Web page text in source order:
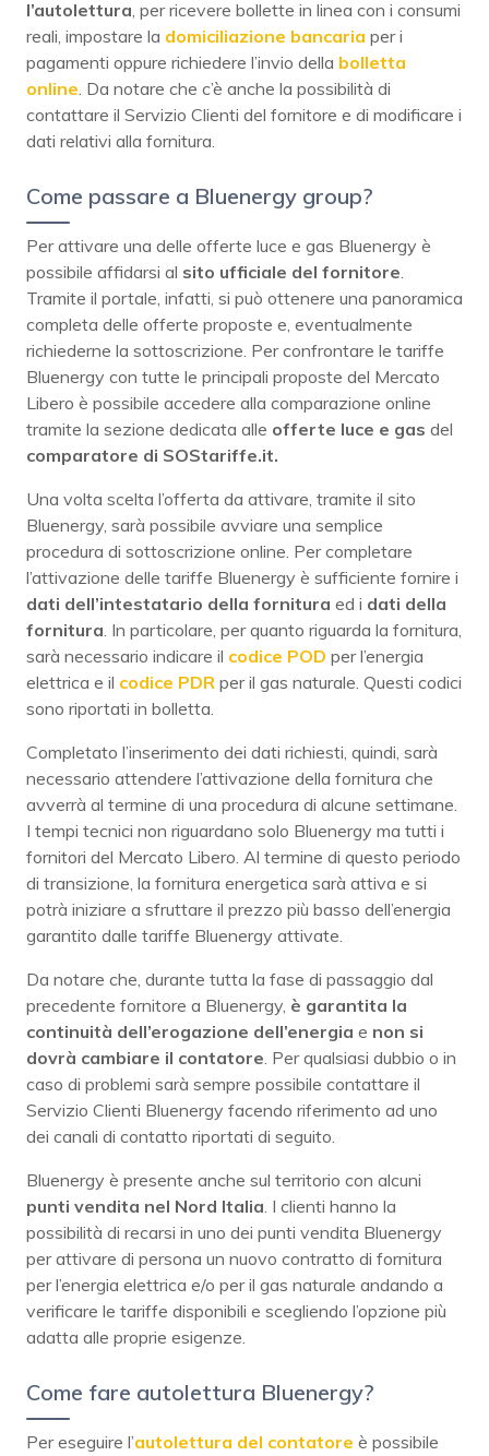
l’autolettura, per ricevere bollette in linea con i consumi
reali, impostare la domiciliazione bancaria per i
pagamenti oppure richiedere l’invio della bolletta
online. Da notare che c’è anche la possibilità di
contattare il Servizio Clienti del fornitore e di modificare i
dati relativi alla fornitura.
Come passare a Bluenergy group?
Per attivare una delle offerte luce e gas Bluenergy è
possibile affidarsi al sito ufficiale del fornitore.
Tramite il portale, infatti, si può ottenere una panoramica
completa delle offerte proposte e, eventualmente
richiederne la sottoscrizione. Per confrontare le tariffe
Bluenergy con tutte le principali proposte del Mercato
Libero è possibile accedere alla comparazione online
tramite la sezione dedicata alle offerte luce e gas del
comparatore di SOStariffe.it.
Una volta scelta l’offerta da attivare, tramite il sito
Bluenergy, sarà possibile avviare una semplice
procedura di sottoscrizione online. Per completare
l’attivazione delle tariffe Bluenergy è sufficiente fornire i
dati dell’intestatario della fornitura ed i dati della
fornitura. In particolare, per quanto riguarda la fornitura,
sarà necessario indicare il codice POD per l’energia
elettrica e il codice PDR per il gas naturale. Questi codici
sono riportati in bolletta.
Completato l’inserimento dei dati richiesti, quindi, sarà
necessario attendere l’attivazione della fornitura che
avverrà al termine di una procedura di alcune settimane.
I tempi tecnici non riguardano solo Bluenergy ma tutti i
fornitori del Mercato Libero. Al termine di questo periodo
di transizione, la fornitura energetica sarà attiva e si
potrà iniziare a sfruttare il prezzo più basso dell’energia
garantito dalle tariffe Bluenergy attivate.
Da notare che, durante tutta la fase di passaggio dal
precedente fornitore a Bluenergy, è garantita la
continuità dell’erogazione dell’energia e non si
dovrà cambiare il contatore. Per qualsiasi dubbio o in
caso di problemi sarà sempre possibile contattare il
Servizio Clienti Bluenergy facendo riferimento ad uno
dei canali di contatto riportati di seguito.
Bluenergy è presente anche sul territorio con alcuni
punti vendita nel Nord Italia. I clienti hanno la
possibilità di recarsi in uno dei punti vendita Bluenergy
per attivare di persona un nuovo contratto di fornitura
per l’energia elettrica e/o per il gas naturale andando a
verificare le tariffe disponibili e scegliendo l’opzione più
adatta alle proprie esigenze.
Come fare autolettura Bluenergy?
Per eseguire l’autolettura del contatore è possibile